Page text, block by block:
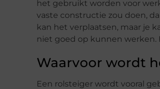
het gebruikt worden voor
vaste constructie zou doen,
kan het verplaatsen, maar je
niet goed op kunnen werken.
Waarvoor wordt
Een rolsteiger wordt vooral